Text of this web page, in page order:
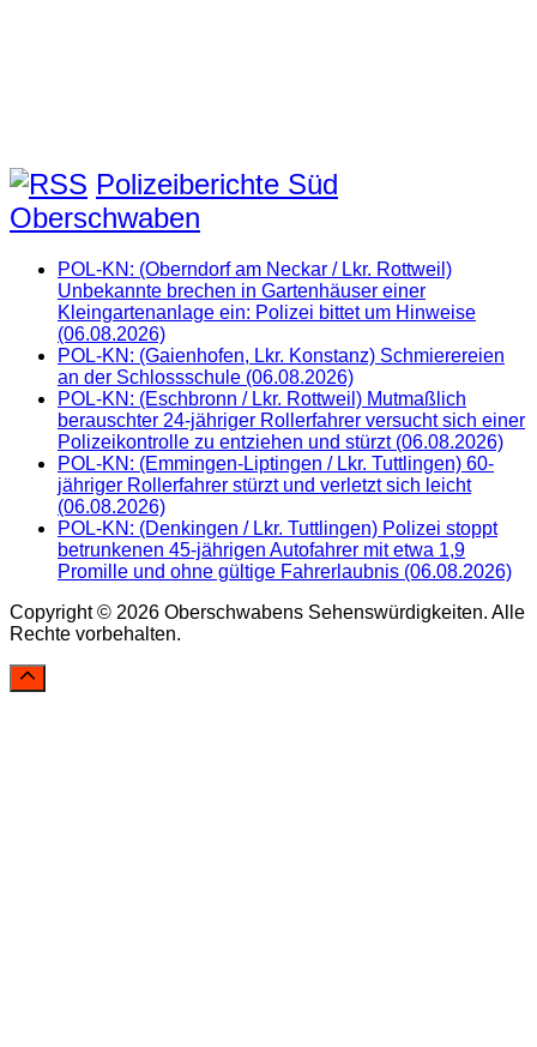
Polizeiberichte Süd
Oberschwaben
POL-KN: (Oberndorf am Neckar / Lkr. Rottweil)
Unbekannte brechen in Gartenhäuser einer
Kleingartenanlage ein: Polizei bittet um Hinweise
(06.08.2026)
POL-KN: (Gaienhofen, Lkr. Konstanz) Schmierereien
an der Schlossschule (06.08.2026)
POL-KN: (Eschbronn / Lkr. Rottweil) Mutmaßlich
berauschter 24-jähriger Rollerfahrer versucht sich einer
Polizeikontrolle zu entziehen und stürzt (06.08.2026)
POL-KN: (Emmingen-Liptingen / Lkr. Tuttlingen) 60-
jähriger Rollerfahrer stürzt und verletzt sich leicht
(06.08.2026)
POL-KN: (Denkingen / Lkr. Tuttlingen) Polizei stoppt
betrunkenen 45-jährigen Autofahrer mit etwa 1,9
Promille und ohne gültige Fahrerlaubnis (06.08.2026)
Copyright © 2026 Oberschwabens Sehenswürdigkeiten. Alle
Rechte vorbehalten.